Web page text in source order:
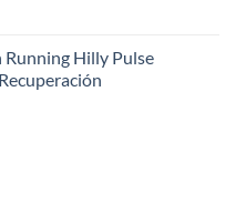
Hilly Pulse